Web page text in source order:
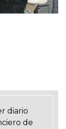
diario
de